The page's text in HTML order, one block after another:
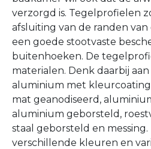
verzorgd is. Tegelprofielen
afsluiting van de randen
een goede stootvaste
buitenhoeken. De
materialen. Denk daarbij
aluminium met
mat geanodiseerd,
aluminium geborsteld,
staal geborsteld en messing.
verschillende kleuren en